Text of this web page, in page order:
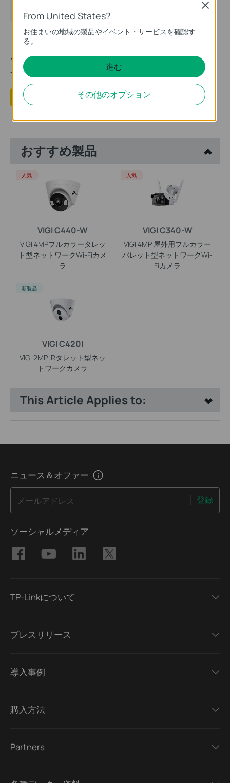
このFAQは役に立ちましたか？
サイトの利便性向上にご協力ください。
いいえ
おすすめ製品
VIGI C440-W
VIGI 4MPフルカラータレッ
ト型ネットワークWi-Fiカメ
ラ
人気
VIGI C340-W
VIGI 4MP 屋外用フルカラー
バレット型ネットワークWi-
Fiカメラ
人気
VIGI C420I
VIGI 2MP IRタレット型ネッ
トワークカメラ
新製品
This Article Applies to:
ニュース＆オファー
メールアドレス 登録
ソーシャルメディア
TP-Linkについて
プレスリリース
導入事例
購入方法
Partners
From United States?
お住まいの地域の製品やイベント・サービスを確認す
る。
進む
その他のオプション
Close